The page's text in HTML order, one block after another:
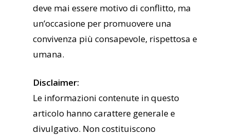
deve mai essere motivo di conflitto, ma
un’occasione per promuovere una
convivenza più consapevole, rispettosa e
umana.
Disclaimer:
Le informazioni contenute in questo
articolo hanno carattere generale e
divulgativo. Non costituiscono